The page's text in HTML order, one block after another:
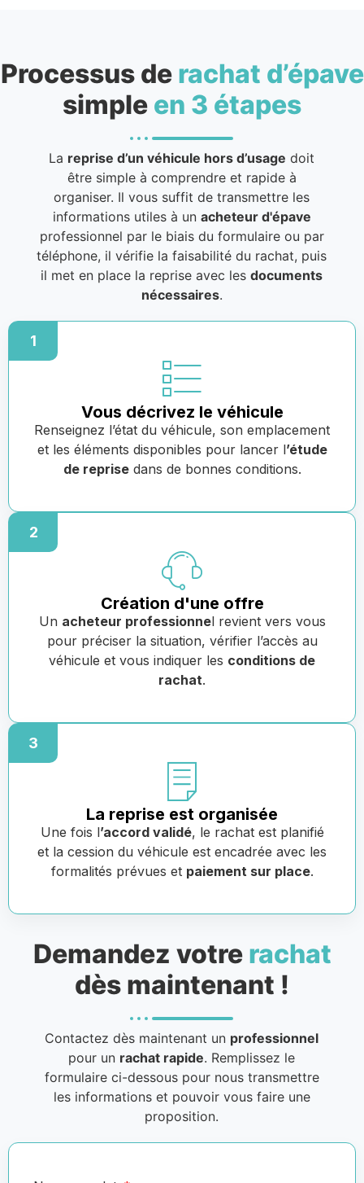
Processus de rachat d’épave
simple en 3 étapes
La reprise d’un véhicule hors d’usage doit
être simple à comprendre et rapide à
organiser. Il vous suffit de transmettre les
informations utiles à un acheteur d'épave
professionnel par le biais du formulaire ou par
téléphone, il vérifie la faisabilité du rachat, puis
il met en place la reprise avec lesdocuments
nécessaires.
1
Vous décrivez le véhicule
Renseignez l’état du véhicule, son emplacement
et les éléments disponibles pour lancer l’étude
de reprisedans de bonnes conditions.
2
Création d'une offre
Un acheteur professionnel revient vers vous
pour préciser la situation, vérifier l’accès au
véhicule et vous indiquer les conditions de
rachat.
3
La reprise est organisée
Une fois l’accord validé, le rachat est planifié
et la cession du véhicule est encadrée avec les
formalités prévues et paiement sur place.
Demandez votre rachat
dès maintenant !
Contactez dès maintenant un professionnel
pour un rachat rapide. Remplissez le
formulaire ci-dessous pour nous transmettre
les informations et pouvoir vous faire une
proposition.